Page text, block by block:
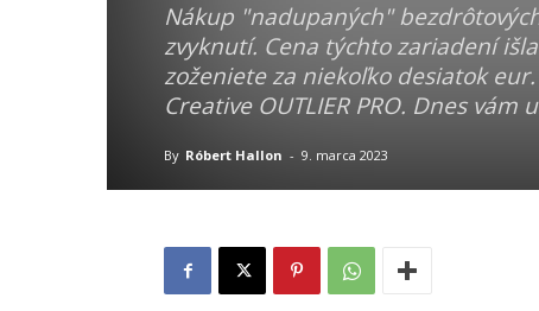
Nákup "nadupaných"
zvyknutí. Cena týchto zariadení
zoženiete za niekoľko desiatok
Creative OUTLIER PRO. Dnes
By Róbert Hallon - 9. marca 2023